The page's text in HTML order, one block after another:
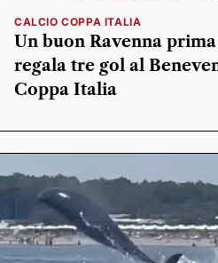
CALCIO COPPA ITALIA
Un buon Ravenna
regala tre gol al
Coppa Italia